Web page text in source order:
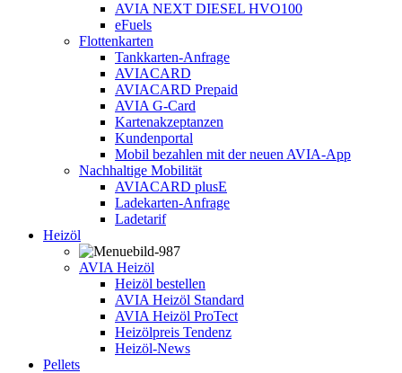
AVIA NEXT DIESEL HVO100
eFuels
Flottenkarten
Tankkarten-Anfrage
AVIACARD
AVIACARD Prepaid
AVIA G-Card
Kartenakzeptanzen
Kundenportal
Mobil bezahlen mit der neuen AVIA-App
Nachhaltige Mobilität
AVIACARD plusE
Ladekarten-Anfrage
Ladetarif
Heizöl
AVIA Heizöl
Heizöl bestellen
AVIA Heizöl Standard
AVIA Heizöl ProTect
Heizölpreis Tendenz
Heizöl-News
Pellets